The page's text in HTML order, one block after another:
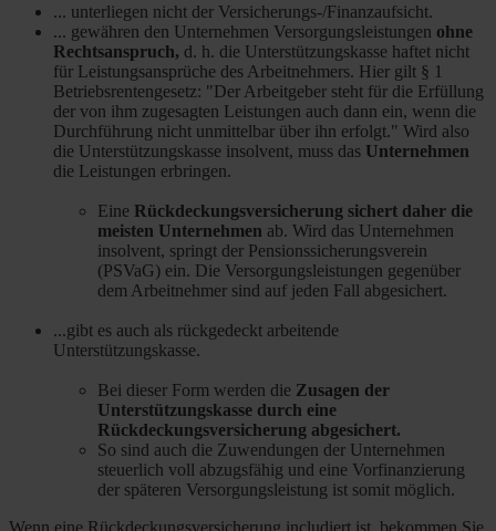
... unterliegen nicht der Versicherungs-/Finanzaufsicht.
... gewähren den Unternehmen Versorgungsleistungen ohne
Rechtsanspruch, d. h. die Unterstützungskasse haftet nicht
für Leistungsansprüche des Arbeitnehmers. Hier gilt § 1
Betriebsrentengesetz: "Der Arbeitgeber steht für die Erfüllung
der von ihm zugesagten Leistungen auch dann ein, wenn die
Durchführung nicht unmittelbar über ihn erfolgt." Wird also
die Unterstützungskasse insolvent, muss das Unternehmen
die Leistungen erbringen.
Eine Rückdeckungsversicherung sichert daher die
meisten Unternehmen ab. Wird das Unternehmen
insolvent, springt der Pensionssicherungsverein
(PSVaG) ein. Die Versorgungsleistungen gegenüber
dem Arbeitnehmer sind auf jeden Fall abgesichert.
...gibt es auch als rückgedeckt arbeitende
Unterstützungskasse.
Bei dieser Form werden die Zusagen der
Unterstützungskasse durch eine
Rückdeckungsversicherung abgesichert.
So sind auch die Zuwendungen der Unternehmen
steuerlich voll abzugsfähig und eine Vorfinanzierung
der späteren Versorgungsleistung ist somit möglich.
Wenn eine Rückdeckungsversicherung includiert ist, bekommen Sie